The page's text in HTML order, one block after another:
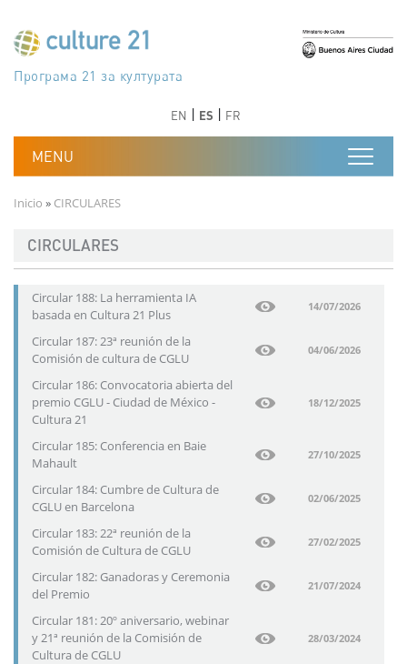
جدول أعمال القرن 21 للثقافة
Програма 21 за културата
Agenda 21 de la cultura
Agjenda 21 për kulturë
Agenda 21 van cultuur
Agenda 21 for culture
Kulturaren Agenda 21
Agenda 21 de la culture
Axenda 21 da cultura
Agenda 21 für Kultur
Agenda 21 della cultura
文化のためのアジェンダ21
دستورکار 21 برای فرهنگ
Agenda 21 dla kultury
Agenda 21 da cultura
Повестка дня 21 для культуры
Agenda 21 za kulturu
Agenda 21 de la cultura
Agenda 21 för kulturen
Kültür için Gündem 21
Порядок денний 21 для культури
EN ES FR
Ruta de navegación
Inicio CIRCULARES
CIRCULARES
Circular 188: La herramienta IA
basada en Cultura 21 Plus
14/07/2026
Circular 187: 23ª reunión de la
Comisión de cultura de CGLU
04/06/2026
Circular 186: Convocatoria abierta del
premio CGLU - Ciudad de México -
Cultura 21
18/12/2025
Circular 185: Conferencia en Baie
Mahault
27/10/2025
Circular 184: Cumbre de Cultura de
CGLU en Barcelona
02/06/2025
Circular 183: 22ª reunión de la
Comisión de Cultura de CGLU
27/02/2025
Circular 182: Ganadoras y Ceremonia
del Premio
21/07/2024
Circular 181: 20º aniversario, webinar
y 21ª reunión de la Comisión de
Cultura de CGLU
28/03/2024